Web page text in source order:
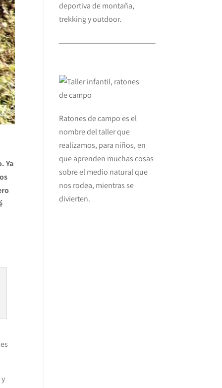
Ya
deportiva de montaña,
trekking y outdoor.
Ratones de campo es el
nombre del taller que
realizamos, para niños, en
que aprenden muchas cosas
sobre el medio natural que
nos rodea, mientras se
divierten.